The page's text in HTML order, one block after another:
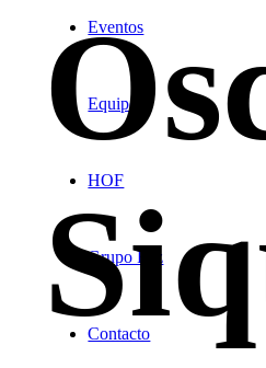
Eventos
Equipo
HOF
Grupo Foz
Contacto